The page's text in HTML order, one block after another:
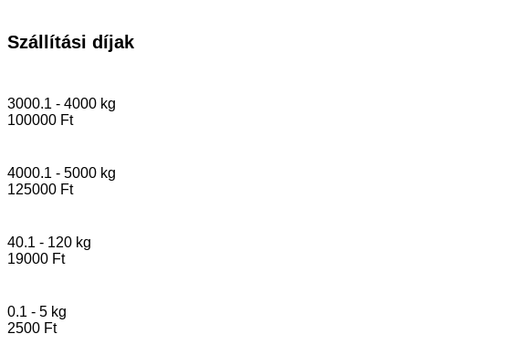
Szállítási díjak
3000.1 - 4000 kg
100000 Ft
4000.1 - 5000 kg
125000 Ft
40.1 - 120 kg
19000 Ft
0.1 - 5 kg
2500 Ft